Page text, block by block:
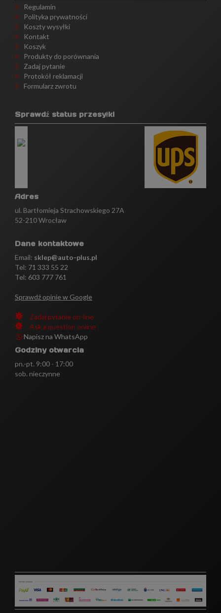
Regulamin
Polityka prywatności
Koszty wysyłki
Kontakt
Koszyk
Produkty do porównania
Zadaj pytanie
Protokół reklamacji
Formularz zwrotu
Sprawdź status przesyłki
Adres
ul. Bartłomieja Strachowskiego 27A
52-210 Wrocław
Dane kontaktowe
Email: sklep@auto-plus.pl
Tel: 71 333 55 22
Tel: 603 777 761
Sprawdź opinie w Google
Zadaj pytanie on-line
Ask a question online
Napisz na WhatsApp
Godziny otwarcia
pn.-pt. 9:00 - 17:00
sob. nieczynne